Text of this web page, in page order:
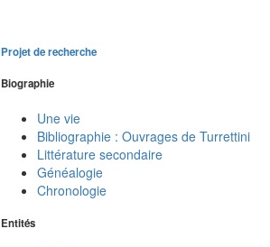
Projet de recherche
Biographie
Une vie
Bibliographie : Ouvrages de Turrettini
Littérature secondaire
Généalogie
Chronologie
Entités